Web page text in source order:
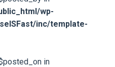
wp-
inc/template-
in